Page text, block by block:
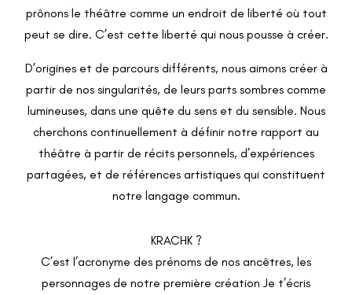
prônons le théâtre comme un endroit de liberté où tout
peut se dire. C’est cette liberté qui nous pousse à créer.
D’origines et de parcours différents, nous aimons créer à
partir de nos singularités, de leurs parts sombres comme
lumineuses, dans une quête du sens et du sensible. Nous
cherchons continuellement à définir notre rapport au
théâtre à partir de récits personnels, d’expériences
partagées, et de références artistiques qui constituent
notre langage commun.
KRACHK ?
C’est l’acronyme des prénoms de nos ancêtres, les
personnages de notre première création Je t’écris